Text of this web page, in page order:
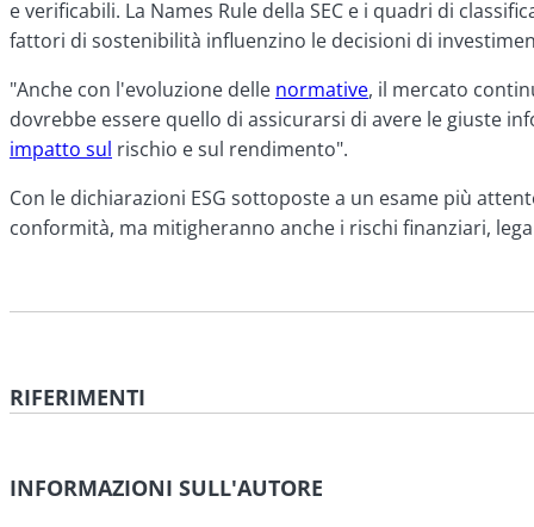
e verificabili. La Names Rule della SEC e i quadri di
fattori di sostenibilità influenzino le decisioni di
"Anche con l'evoluzione delle normative, il mercato
dovrebbe essere quello di assicurarsi di avere le giuste
impatto sul rischio e sul rendimento".
Con le dichiarazioni ESG sottoposte a un esame più
conformità, ma mitigheranno anche i rischi finanziari,
RIFERIMENTI
2024.https://houston.innovationmap.com/
INFORMAZIONI SULL'AUTORE